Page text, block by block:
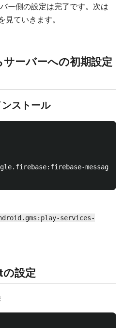
ー側の設定は完了です。次は
ていきます。
ーバーへの初期設定
ストール
services-
設定